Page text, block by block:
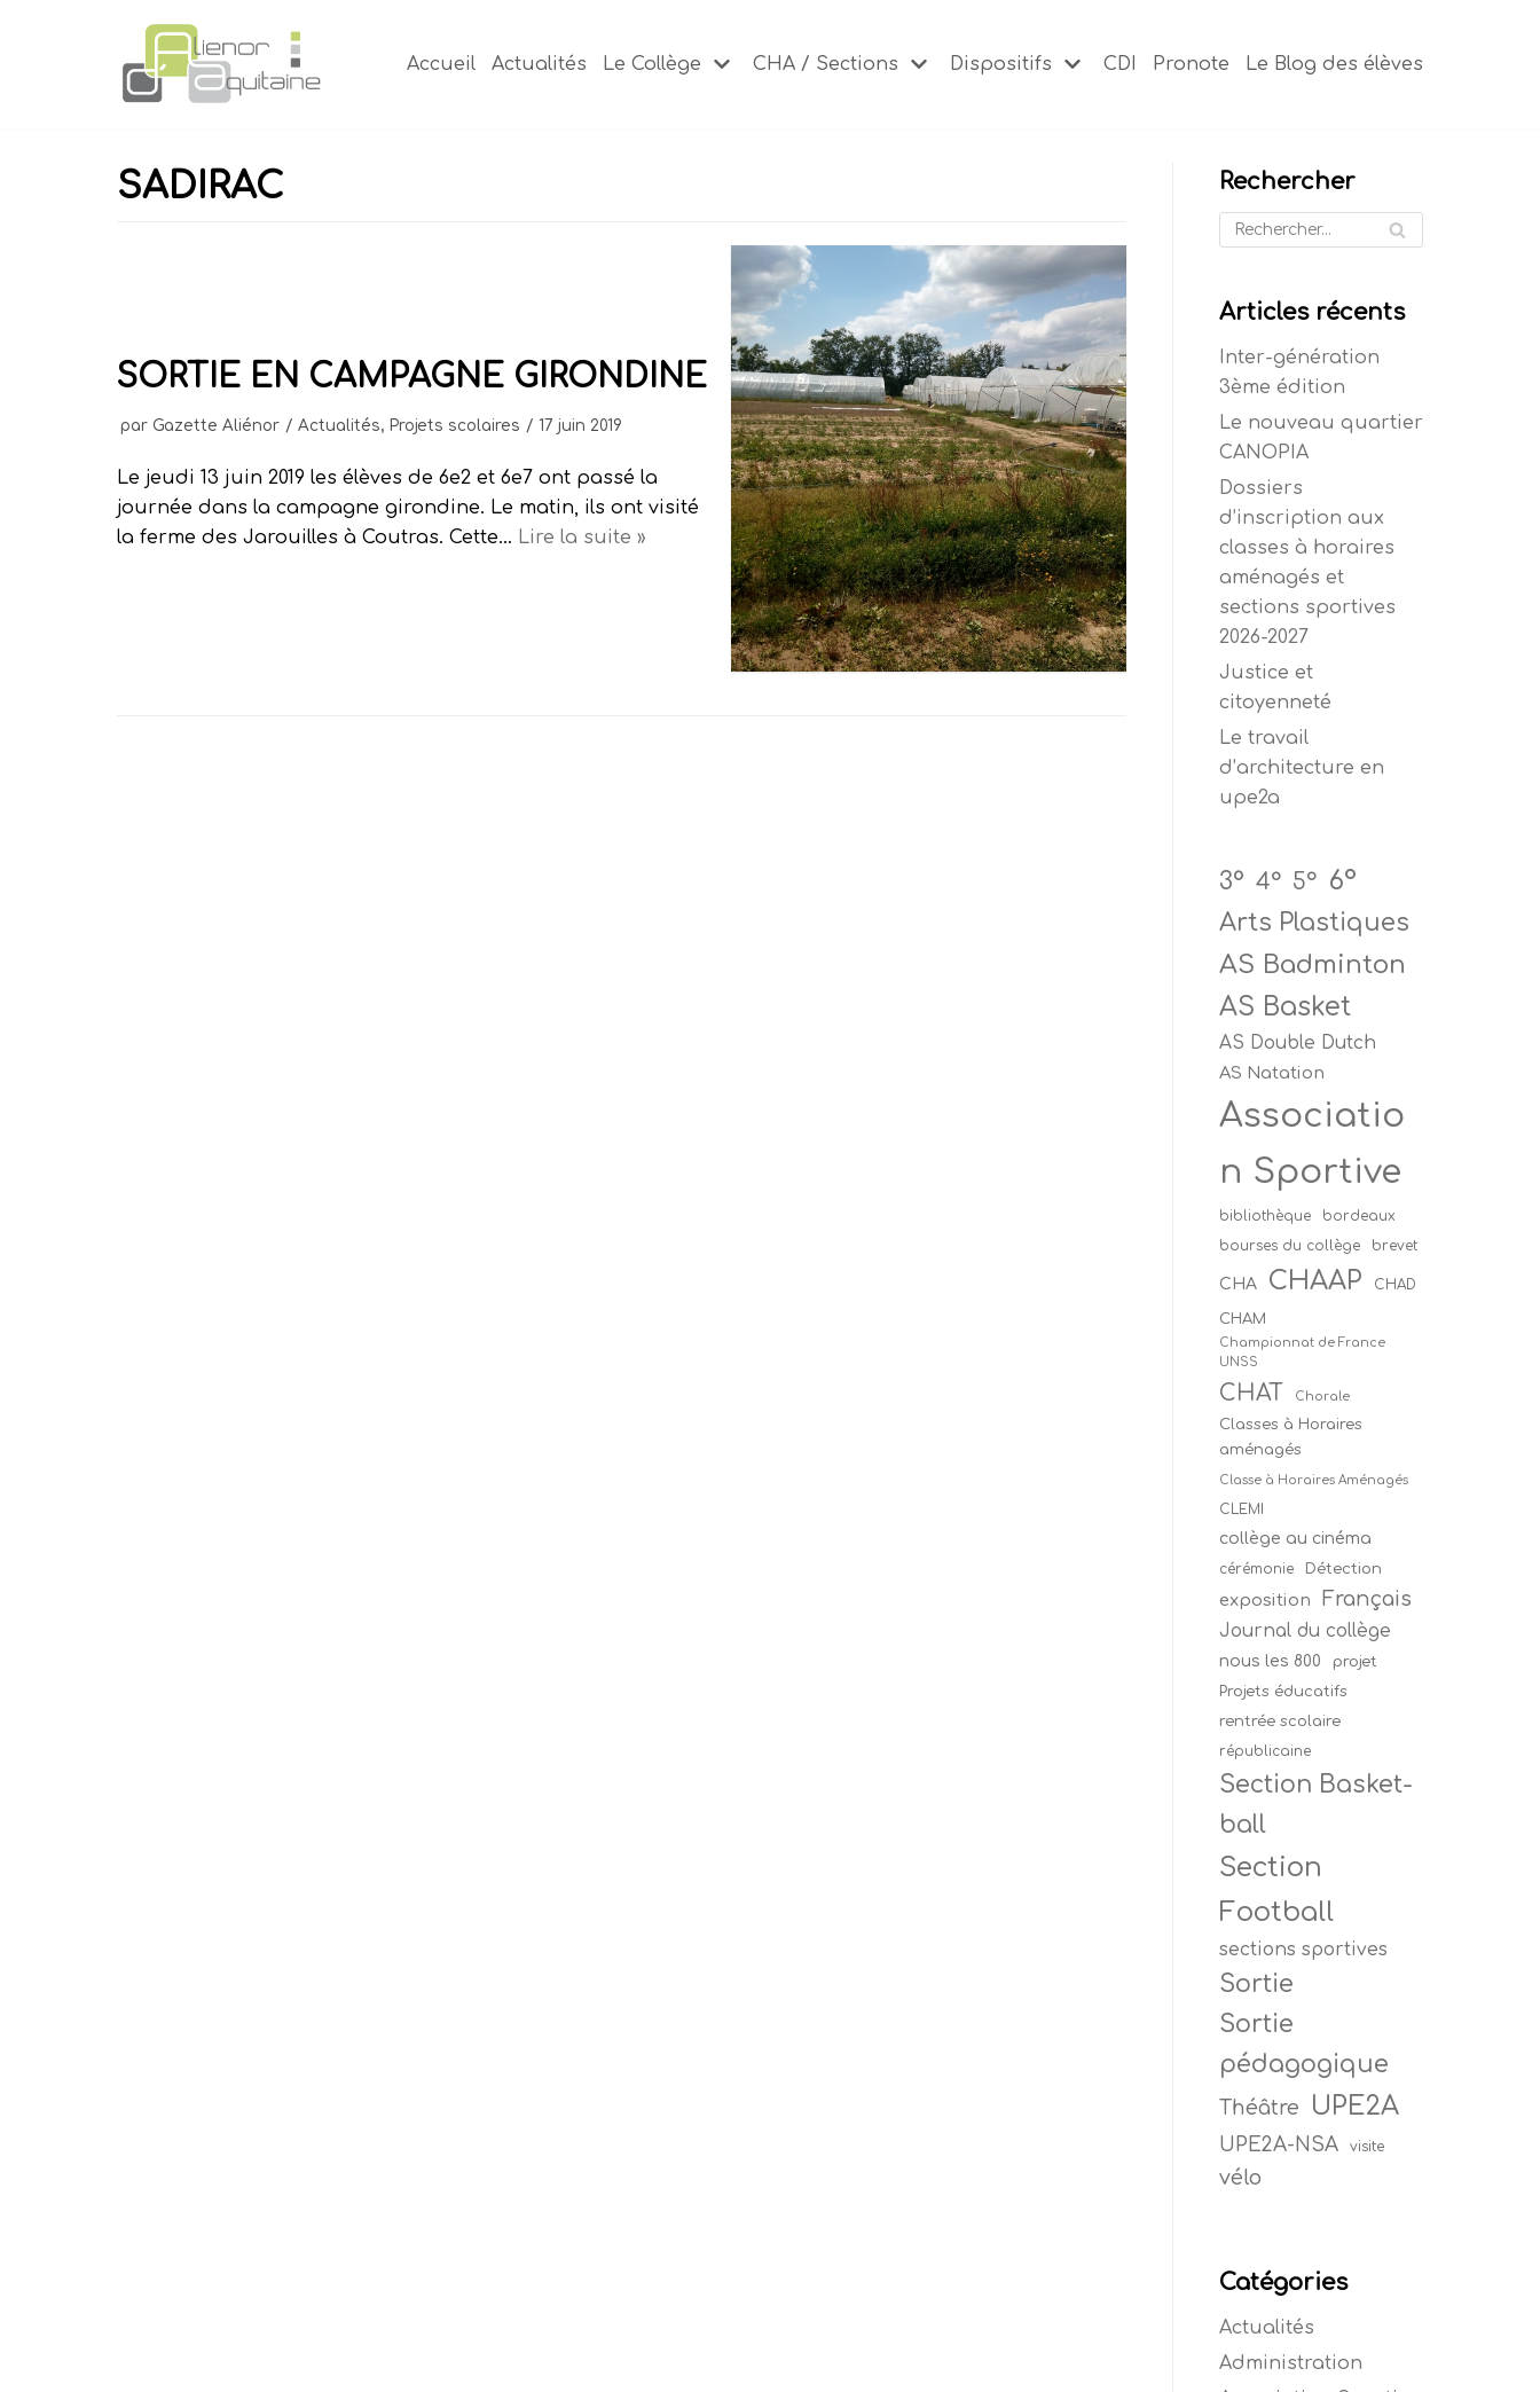
Accueil Actualités Le Collège CHA / Sections Dispositifs CDI Pronote Le Blog des élèves
SADIRAC
SORTIE EN CAMPAGNE GIRONDINE
par Gazette Aliénor Actualités, Projets scolaires 17 juin 2019
Le jeudi 13 juin 2019 les élèves de 6e2 et 6e7 ont passé la
journée dans la campagne girondine. Le matin, ils ont visité
la ferme des Jarouilles à Coutras. Cette… Lire la suite »
Rechercher
Articles récents
Inter-génération
3ème édition
Le nouveau quartier
CANOPIA
Dossiers
d’inscription aux
classes à horaires
aménagés et
sections sportives
2026-2027
Justice et
citoyenneté
Le travail
d’architecture en
upe2a
3° 4° 5° 6°
Arts Plastiques
AS Badminton
AS Basket
AS Double Dutch
AS Natation
Associatio
n Sportive
bibliothèque
bordeaux
bourses du collège
brevet
CHA CHAAP CHAD
CHAM
Championnat de France
UNSS
CHAT Chorale
Classes à Horaires
aménagés
Classe à Horaires Aménagés
CLEMI
collège au cinéma
cérémonie Détection
exposition Français
Journal du collège
nous les 800
projet
Projets éducatifs
rentrée scolaire
républicaine
Section Basket-
ball
Section
Football
sections sportives
Sortie
Sortie
pédagogique
Théâtre UPE2A
UPE2A-NSA visite
vélo
Catégories
Actualités
Administration